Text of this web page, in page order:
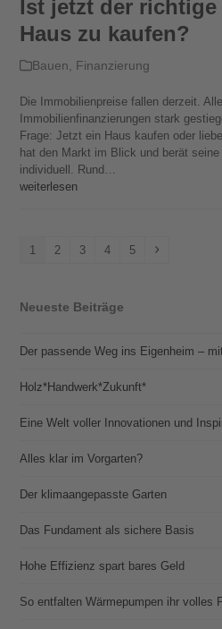
Ist jetzt der
Haus zu kaufen?
Bauen Finanzierung
Die Immobilienpreise fallen derzeit.
Immobilienfinanzierungen stark
Frage: Jetzt ein Haus kaufen oder
hat den Markt im Blick und berät
individuell. Rund…
weiterlesen
Seite
1 Seite
2 Seite
3 Seite
4 Seite
5
Neueste Beiträge
Der passende Weg ins Eigenheim –
Holz*Handwerk*Zukunft*
Eine Welt voller Innovationen und
Alles klar im Vorgarten?
Der klimaangepasste Garten
Das Fundament als sichere Basis
Hohe Effizienz spart bares Geld
So entfalten Wärmepumpen ihr volles